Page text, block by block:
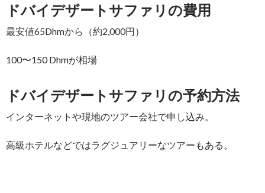
ドバイデザートサファリの費用
最安値65Dhmから（約2,000円）
100〜150 Dhmが相場
ドバイデザートサファリの予約方法
インターネットや現地のツアー会社で申し込み。
高級ホテルなどではラグジュアリーなツアーもある。